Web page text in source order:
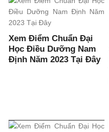
Xem Điểm Chuẩn Đại
Học Điều Dưỡng Nam
Định Năm 2023 Tại Đây